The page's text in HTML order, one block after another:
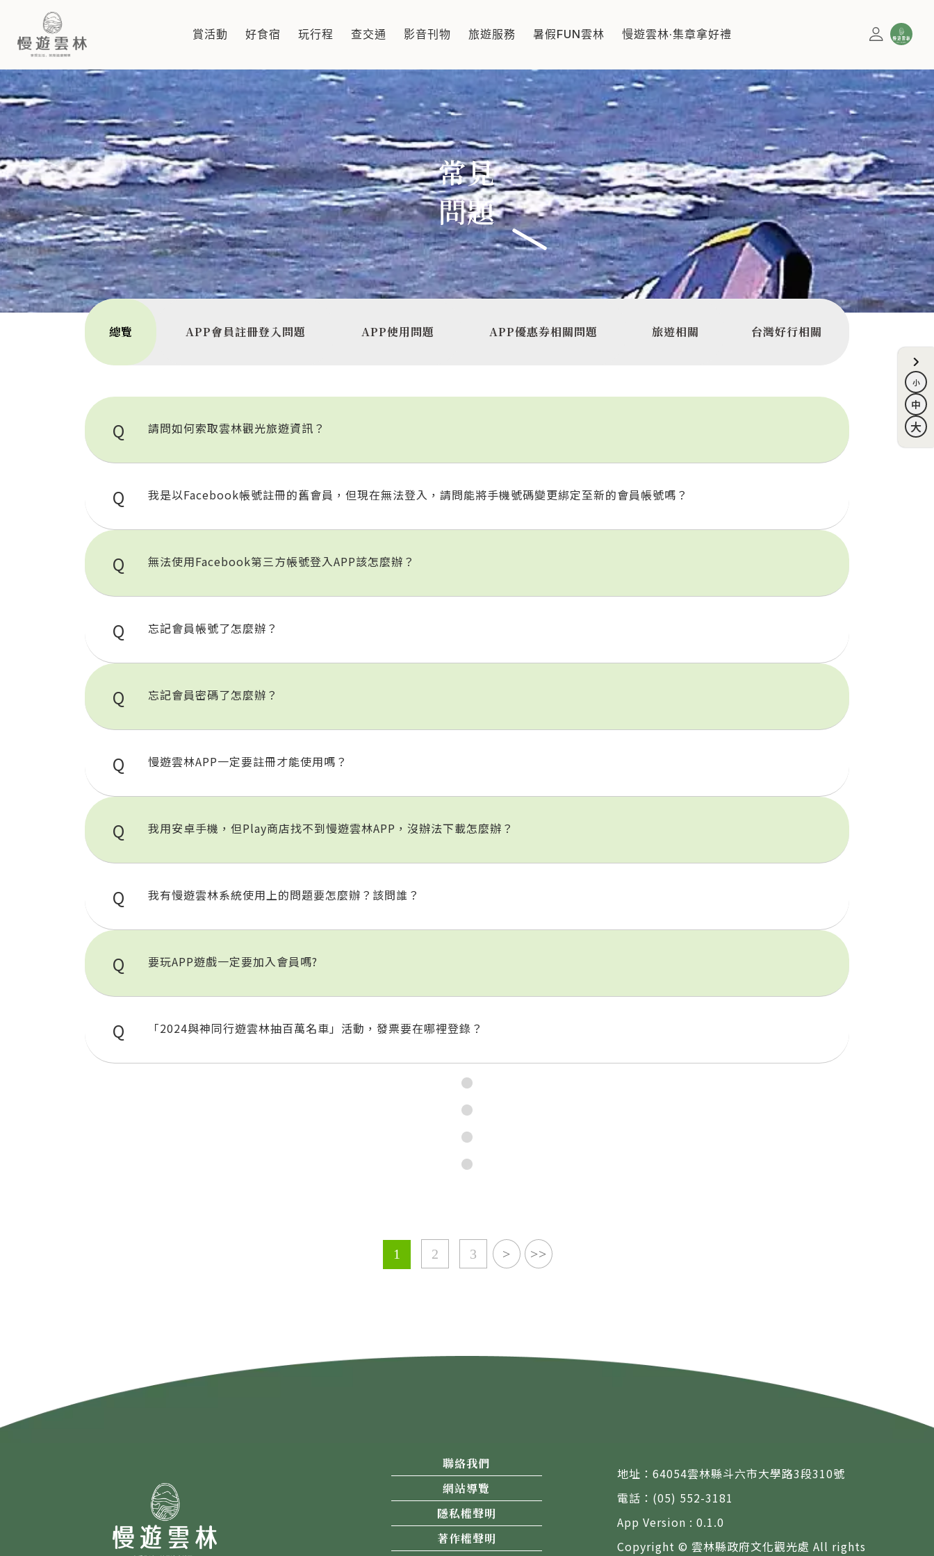
常見問題
慢遊雲林，享受生活 就是這麼簡單
賞活動 好食宿 玩行程 查交通 影音刊物 旅遊服務 暑假FUN雲林 慢遊雲林·集章拿好禮
常見
問題
總覽 APP會員註冊登入問題 APP使用問題 APP優惠券相關問題 旅遊相關 台灣好行相關
請問如何索取雲林觀光旅遊資訊？
我是以Facebook帳號註冊的舊會員，但現在無法登入，請問能將手機號碼變更綁定至新的會員帳號嗎？
無法使用Facebook第三方帳號登入APP該怎麼辦？
忘記會員帳號了怎麼辦？
忘記會員密碼了怎麼辦？
慢遊雲林APP一定要註冊才能使用嗎？
我用安卓手機，但Play商店找不到慢遊雲林APP，沒辦法下載怎麼辦？
我有慢遊雲林系統使用上的問題要怎麼辦？該問誰？
要玩APP遊戲一定要加入會員嗎?
「2024與神同行遊雲林抽百萬名車」活動，發票要在哪裡登錄？
1 2 3 > >>
聯絡我們
網站導覽
隱私權聲明
著作權聲明
地址：64054雲林縣斗六市大學路3段310號
電話：(05) 552-3181
App Version : 0.1.0
Copyright © 雲林縣政府文化觀光處 All rights